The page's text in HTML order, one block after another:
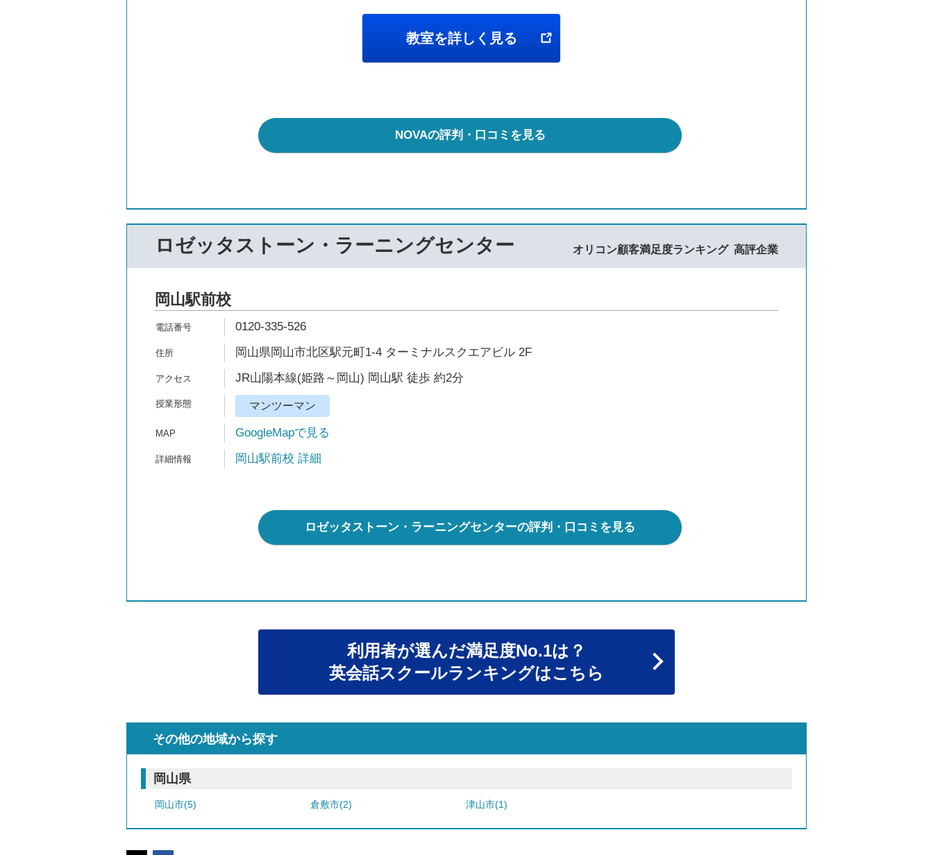
教室を詳しく見る
NOVAの評判・口コミを見る
ロゼッタストーン・ラーニングセンター オリコン顧客満足度ランキング 高評企業
岡山駅前校
0120-335-526
岡山県岡山市北区駅元町1-4 ターミナルスクエアビル 2F
JR山陽本線(姫路～岡山) 岡山駅 徒歩 約2分
マンツーマン
GoogleMapで見る
岡山駅前校 詳細
ロゼッタストーン・ラーニングセンターの評判・口コミを見る
利用者が選んだ満足度No.1は？
英会話スクールランキングはこちら
その他の地域から探す
岡山県
岡山市(5) 倉敷市(2) 津山市(1)